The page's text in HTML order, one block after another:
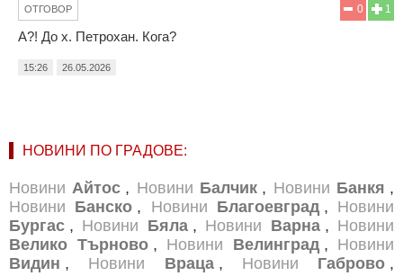
1
0
ОТГОВОР
А?! До х. Петрохан. Кога?
15:26 26.05.2026
НОВИНИ ПО ГРАДОВЕ:
Новини Айтос , Новини Балчик , Новини Банкя ,
Новини Банско , Новини Благоевград , Новини
Бургас , Новини Бяла , Новини Варна , Новини
Велико Търново , Новини Велинград , Новини
Видин , Новини Враца , Новини Габрово ,